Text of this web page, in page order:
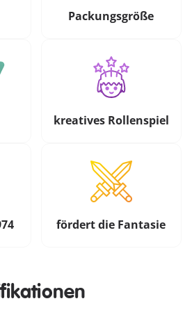
Packungsgröße
kreatives Rollenspiel
fördert die Fantasie